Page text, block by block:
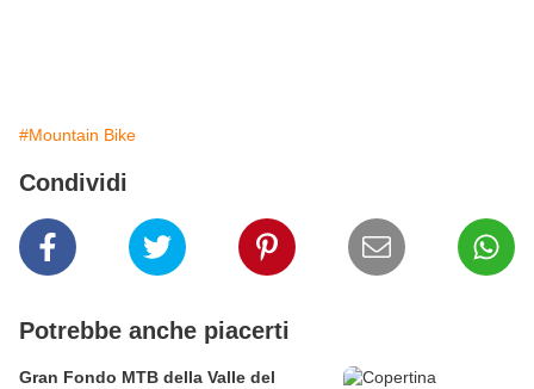
#Mountain Bike
Condividi
Potrebbe anche piacerti
Gran Fondo MTB della Valle del